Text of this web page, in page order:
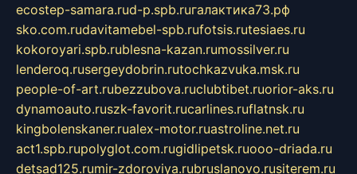
ecostep-samara.rud-p.spb.ruгалактика73.рф
sko.com.rudavitamebel-spb.rufotsis.rutesiaes.ru
kokoroyari.spb.rublesna-kazan.rumossilver.ru
lenderoq.rusergeydobrin.rutochkazvuka.msk.ru
people-of-art.rubezzubova.ruclubtibet.ruorior-aks.ru
dynamoauto.ruszk-favorit.rucarlines.ruflatnsk.ru
kingbolenskaner.rualex-motor.ruastroline.net.ru
act1.spb.rupolyglot.com.rugidlipetsk.ruooo-driada.ru
detsad125.rumir-zdoroviya.rubruslanovo.rusiterem.ru